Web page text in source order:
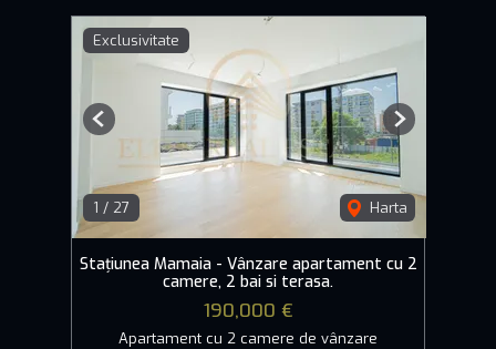
Exclusivitate
1 / 27 Harta
Previous Next
Stațiunea Mamaia - Vânzare apartament cu 2
camere, 2 bai si terasa.
190,000 €
Apartament cu 2 camere de vânzare